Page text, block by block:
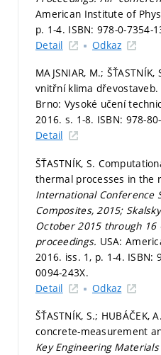
American Institute of
p. 1-4. ISBN: 978-0-7354-
Detail
Odkaz
MAJSNIAR, M.;
vnitřní klima dřevostaveb.
Brno: Vysoké učení
2016. s. 1-8. ISBN: 978-
Detail
ŠŤASTNÍK, S.
thermal processes in the
International Conference
Composites, 2015;
October 2015 through 16
proceedings. USA:
2016. iss. 1, p. 1-4. ISBN:
0094-243X.
Detail
Odkaz
ŠŤASTNÍK, S.; HUBÁČEK,
concrete-measurement
Key Engineering